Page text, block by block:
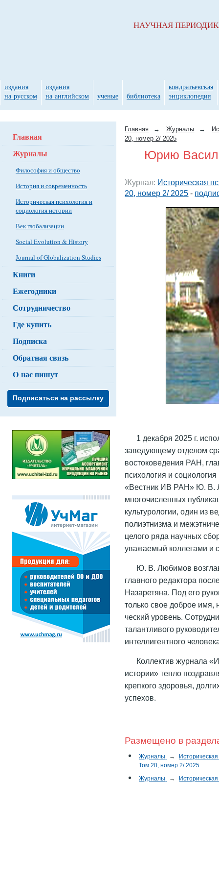
Главная → Журналы →
20, номер 2/ 2025
Юрию
Журнал: Историческая
20, номер 2/ 2025 -
1 декабря 2025 г.
заведующему отделом
востоковедения РАН,
психология и
«Вестник ИВ РАН» Ю. В.
многочисленных
культурологии, один из
полиэтнизма и
целого ряда научных
уважаемый коллегами и
Ю. В. Любимов
главного редактора
Назаретяна. Под его
только свое доброе имя,
ческий уровень.
талантливого
интеллигентного
Коллектив журнала
истории» тепло
крепкого здоровья,
успехов.
Размещено в
Журналы →
Том 20, номер 2/ 2025
Журналы
→
Главная
Журналы
Философия и общество
История и современность
Историческая психология и
социология истории
Век глобализации
Social Evolution & History
Journal of Globalization Studies
Книги
Ежегодники
Сотрудничество
Где купить
Подписка
Обратная связь
О нас пишут
Подписаться на рассылку
НАУЧНАЯ
издания
на русском
издания
на английском
ученые библиотека
кондратьевская
энциклопедия